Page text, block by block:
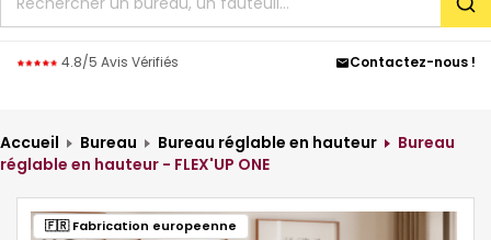
4.8/5 Avis Vérifiés Contactez-nous !
Accueil Bureau Bureau réglable en hauteur
Bureau
réglable en hauteur - FLEX'UP ONE